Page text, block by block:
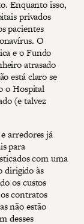
Enquanto isso,
privados
pacientes
O
e o Fundo
atrasado
está claro se
o Hospital
(e talvez
arredores já
para
com uma
dirigido às
os custos
contratos
não estão
desses